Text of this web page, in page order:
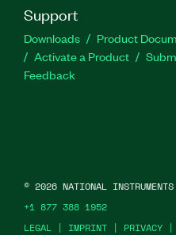
Support
Downloads Product
Activate a Product
Feedback
LEGAL | IMPRINT | PRIVACY |
© 2026 NATIONAL
+1 877 388 1952